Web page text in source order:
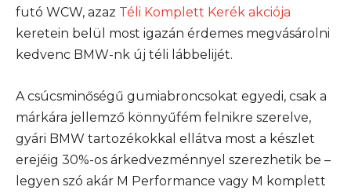
futó WCW, azaz Téli Komplett Kerék akciója
keretein belül most igazán érdemes megvásárolni
kedvenc BMW-nk új téli lábbelijét.
A csúcsminőségű gumiabroncsokat egyedi, csak a
márkára jellemző könnyűfém felnikre szerelve,
gyári BMW tartozékokkal ellátva most a készlet
erejéig 30%-os árkedvezménnyel szerezhetik be –
legyen szó akár M Performance vagy M komplett